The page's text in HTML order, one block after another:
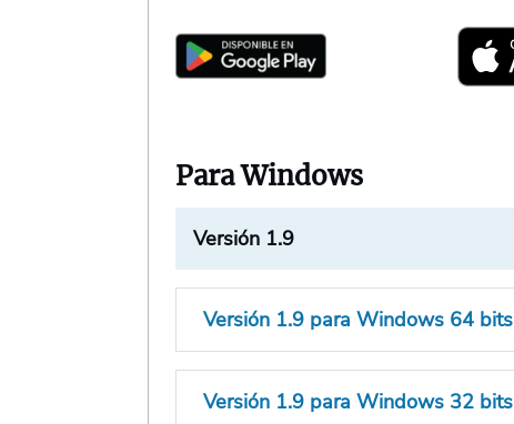
Para Windows
Versión 1.9
Versión 1.9 para Windows 64 bits
Versión 1.9 para Windows 32 bits